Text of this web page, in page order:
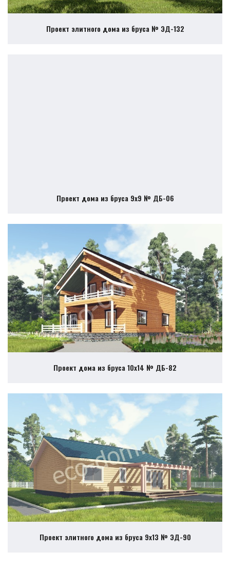
Проект элитного дома из бруса № ЭД-132
Проект дома из бруса 9х9 № ДБ-06
Проект дома из бруса 10х14 № ДБ-82
Проект элитного дома из бруса 9х13 № ЭД-90